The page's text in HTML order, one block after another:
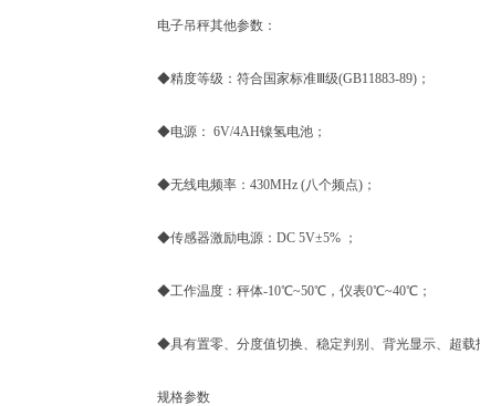
电子吊秤其他参数：
◆精度等级：符合国家标准Ⅲ级(GB11883-89)；
◆电源： 6V/4AH镍氢电池；
◆无线电频率：430MHz (八个频点)；
◆传感器激励电源：DC 5V±5% ；
◆工作温度：秤体-10℃~50℃，仪表0℃~40℃；
◆具有置零、分度值切换、稳定判别、背光显示、超载
规格参数